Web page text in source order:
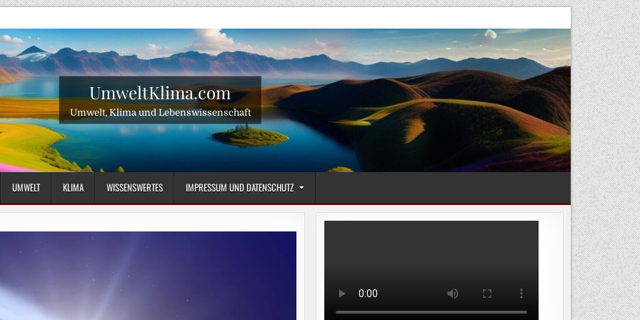
UmweltKlima.com
Umwelt, Klima und Lebenswissenschaft
UMWELT KLIMA WISSENSWERTES IMPRESSUM UND DATENSCHUTZ